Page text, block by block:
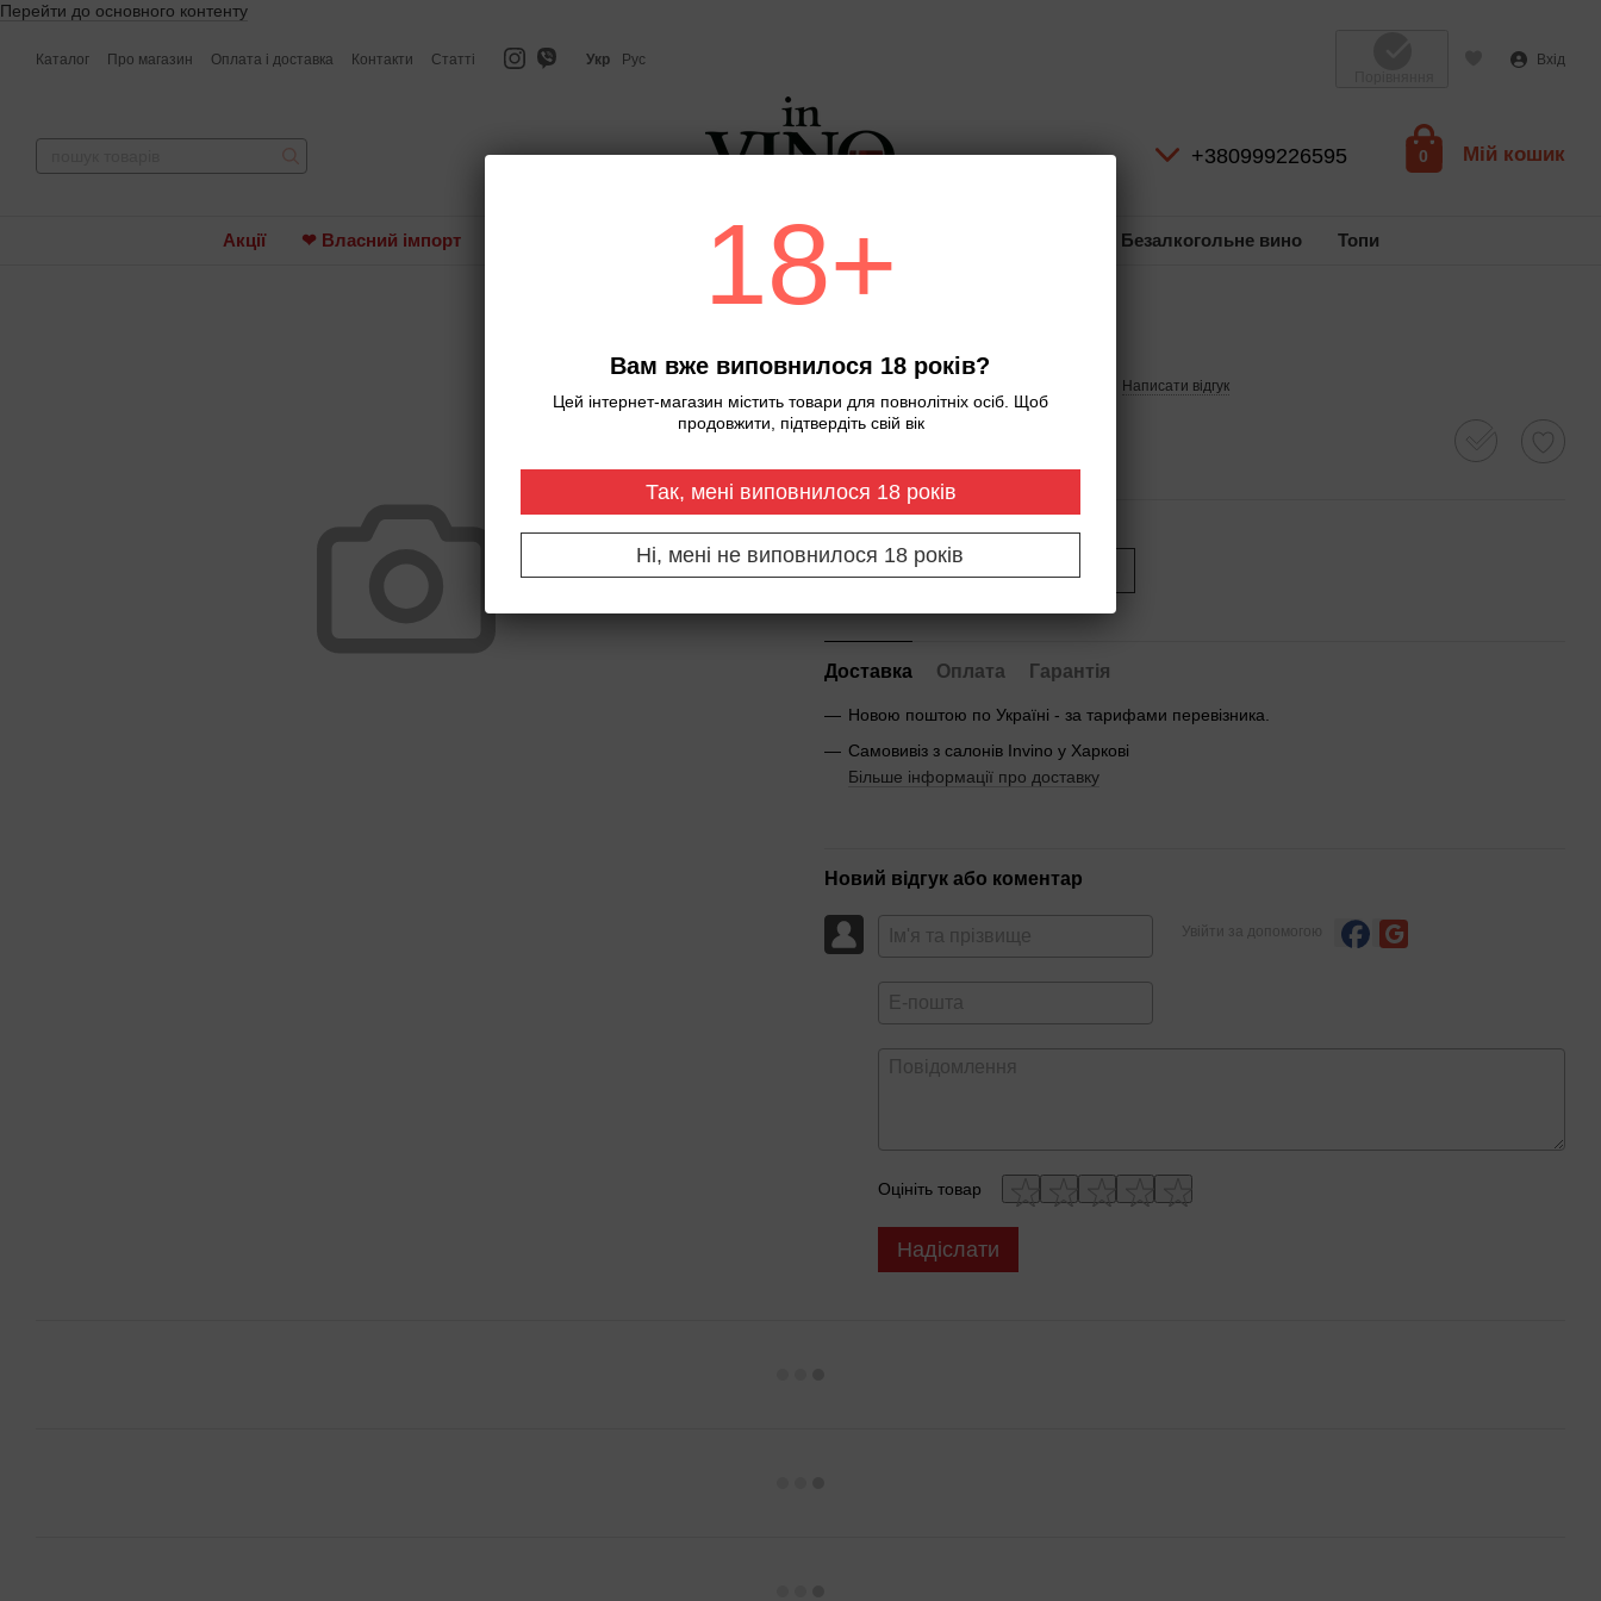
Перейти до основного контенту
Каталог Про магазин Оплата і доставка Контакти Статті Укр
Рус
Вхід
+380999226595 0 Мій кошик
Акції ❤ Власний імпорт Ігристе вино та шампанське Віскі Безалкогольне вино Топи
Написати відгук
1 000 грн
Повідомити, коли з'явиться
Доставка Оплата Гарантія
Новою поштою по Україні - за тарифами перевізника.
Самовивіз з салонів Invino у Харкові
Більше інформації про доставку
Новий відгук або коментар
Увійти за допомогою
Оцініть товар
Надіслати
18+
Вам вже виповнилося 18 років?
Цей інтернет-магазин містить товари для повнолітніх осіб. Щоб
продовжити, підтвердіть свій вік
Так, мені виповнилося 18 років
Ні, мені не виповнилося 18 років